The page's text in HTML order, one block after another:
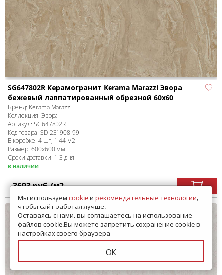
SG647802R Керамогранит Kerama Marazzi Эвора
бежевый лаппатированный обрезной 60х60
Бренд: Kerama Marazzi
Коллекция: Эвора
Артикул: SG647802R
Код товара: SD-231908-99
В коробке: 4 шт, 1.44 м2
Размер: 600x600 мм
Сроки доставки: 1-3 дня
в наличии
3693руб./м2
Мы используем cookieи рекомендательные технологии,
чтобы сайт работал лучше.
Оставаясь с нами, вы соглашаетесь на использование
файлов cookie.Вы можете запретить сохранение cookie в
настройках своего браузера
ОК